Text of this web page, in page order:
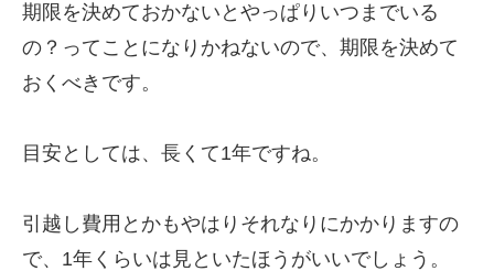
期限を決めておかないとやっぱりいつまでいる
の？ってことになりかねないので、期限を決めて
おくべきです。
目安としては、長くて1年ですね。
引越し費用とかもやはりそれなりにかかりますの
で、1年くらいは見といたほうがいいでしょう。